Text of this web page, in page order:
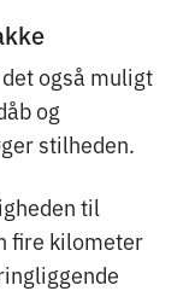
også muligt
og
stilheden.
til
fire kilometer